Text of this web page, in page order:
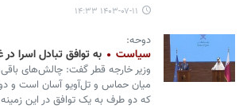
۱۴۰۳-۰۷-۱۱ ۱۴:۳۳
دوحه:
سیاست به توافق تبادل اسرا
وزیر خارجه قطر گفت: چالش‌های
میان حماس و تل‌آویو آسان است و
که دو طرف به یک توافق در این